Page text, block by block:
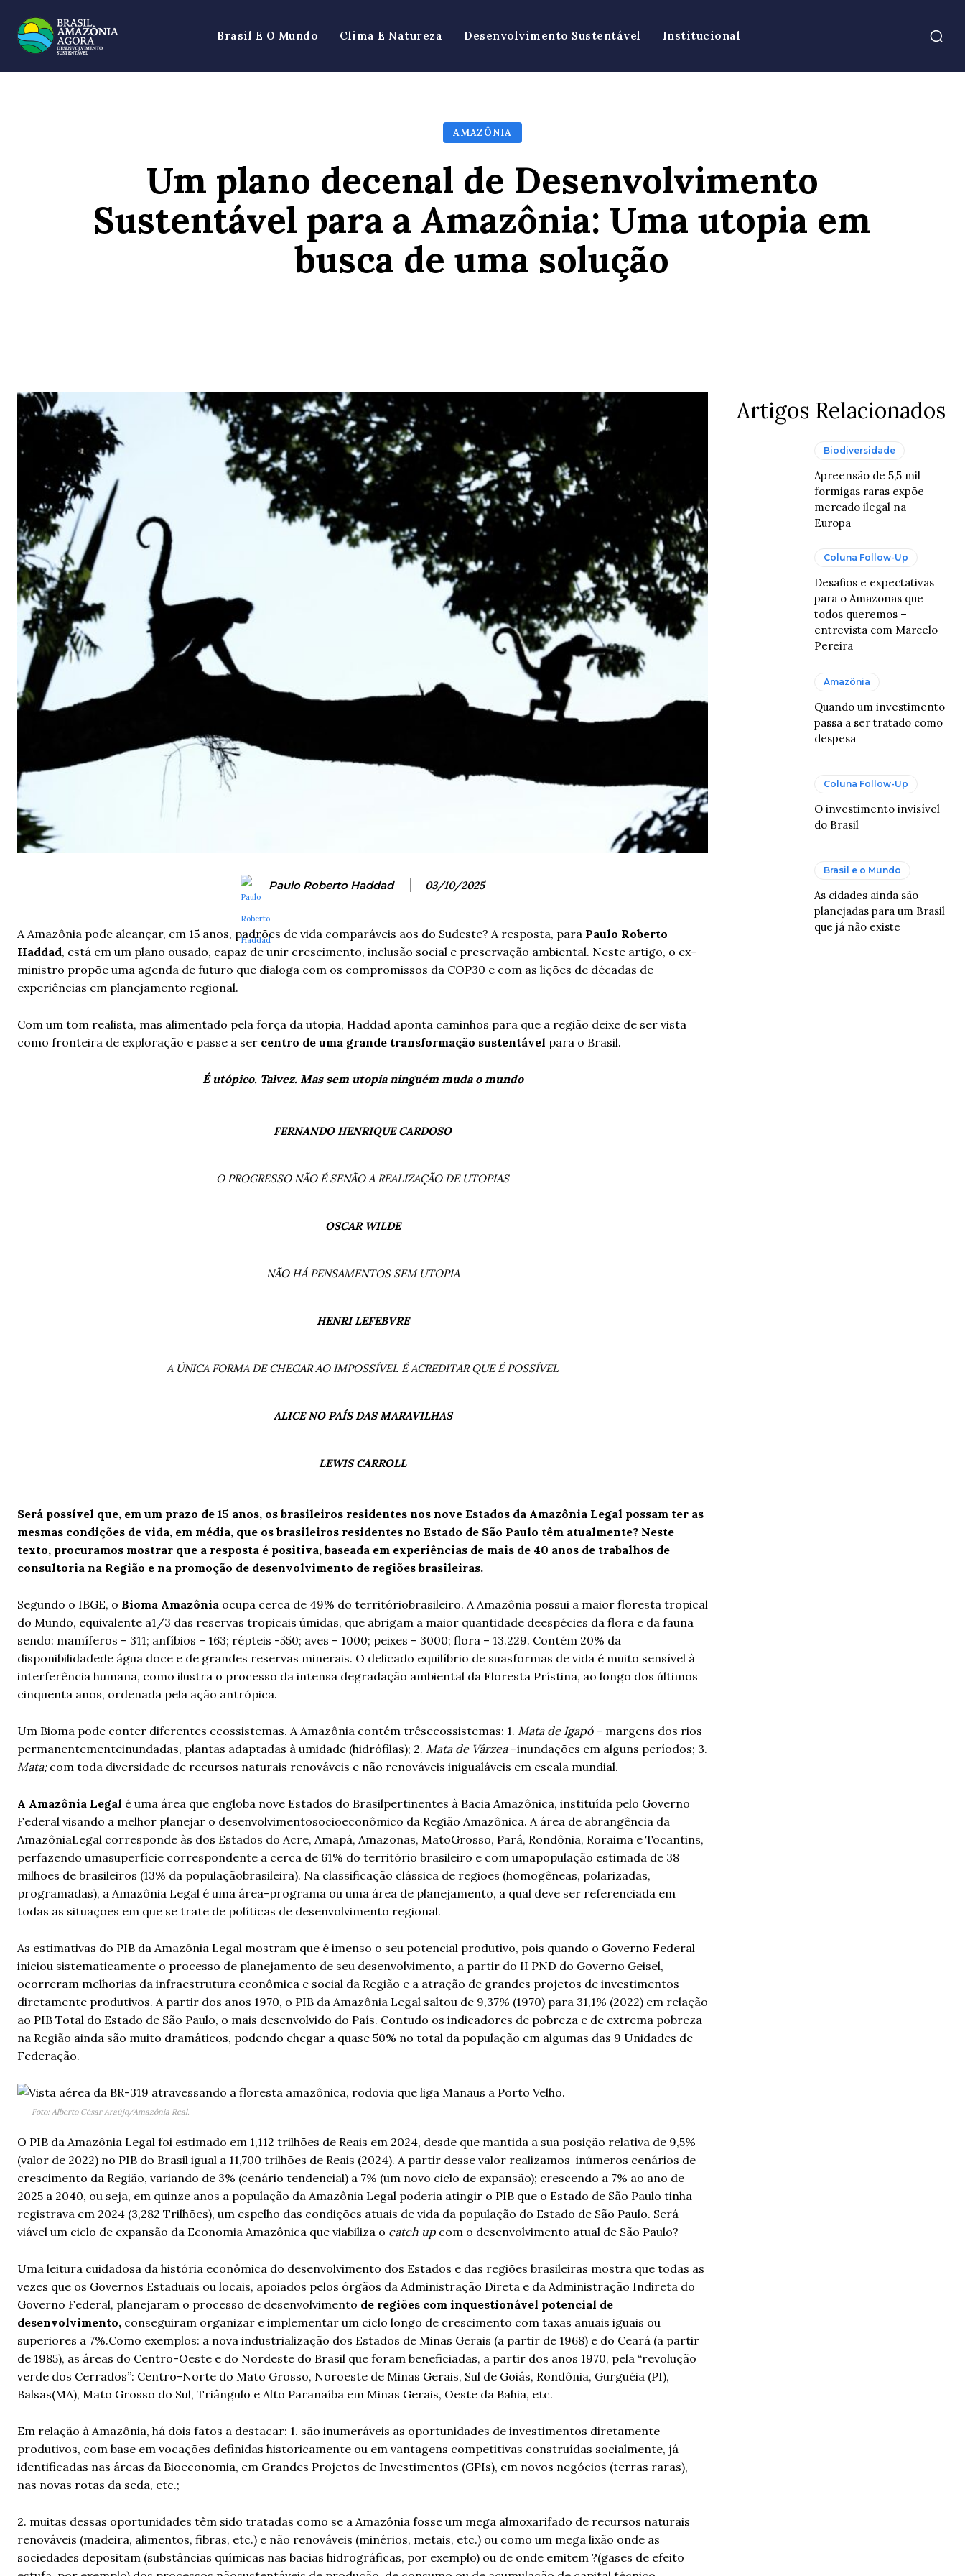
Brasil E O Mundo Clima E Natureza Desenvolvimento Sustentável Institucional
AMAZÔNIA
Um plano decenal de Desenvolvimento
Sustentável para a Amazônia: Uma utopia em
busca de uma solução
Paulo Roberto Haddad 03/10/2025
A Amazônia pode alcançar, em 15 anos, padrões de vida comparáveis aos do Sudeste? A resposta, para Paulo Roberto
Haddad, está em um plano ousado, capaz de unir crescimento, inclusão social e preservação ambiental. Neste artigo, o ex-
ministro propõe uma agenda de futuro que dialoga com os compromissos da COP30 e com as lições de décadas de
experiências em planejamento regional.
Com um tom realista, mas alimentado pela força da utopia, Haddad aponta caminhos para que a região deixe de ser vista
como fronteira de exploração e passe a ser centro de uma grande transformação sustentável para o Brasil.
É utópico. Talvez. Mas sem utopia ninguém muda o mundo
FERNANDO HENRIQUE CARDOSO
O PROGRESSO NÃO É SENÃO A REALIZAÇÃO DE UTOPIAS
OSCAR WILDE
NÃO HÁ PENSAMENTOS SEM UTOPIA
HENRI LEFEBVRE
A ÚNICA FORMA DE CHEGAR AO IMPOSSÍVEL É ACREDITAR QUE É POSSÍVEL
ALICE NO PAÍS DAS MARAVILHAS
LEWIS CARROLL
Será possível que, em um prazo de 15 anos, os brasileiros residentes nos nove Estados da Amazônia Legal possam ter as
mesmas condições de vida, em média, que os brasileiros residentes no Estado de São Paulo têm atualmente? Neste
texto, procuramos mostrar que a resposta é positiva, baseada em experiências de mais de 40 anos de trabalhos de
consultoria na Região e na promoção de desenvolvimento de regiões brasileiras.
Segundo o IBGE, o Bioma Amazônia ocupa cerca de 49% do territóriobrasileiro. A Amazônia possui a maior floresta tropical
do Mundo, equivalente a1/3 das reservas tropicais úmidas, que abrigam a maior quantidade deespécies da flora e da fauna
sendo: mamíferos – 311; anfíbios – 163; répteis -550; aves – 1000; peixes – 3000; flora – 13.229. Contém 20% da
disponibilidadede água doce e de grandes reservas minerais. O delicado equilíbrio de suasformas de vida é muito sensível à
interferência humana, como ilustra o processo da intensa degradação ambiental da Floresta Prístina, ao longo dos últimos
cinquenta anos, ordenada pela ação antrópica.
Um Bioma pode conter diferentes ecossistemas. A Amazônia contém trêsecossistemas: 1. Mata de Igapó– margens dos rios
permanentementeinundadas, plantas adaptadas à umidade (hidrófilas); 2. Mata de Várzea–inundações em alguns períodos; 3.
Mata;com toda diversidade de recursos naturais renováveis e não renováveis inigualáveis em escala mundial.
A Amazônia Legal é uma área que engloba nove Estados do Brasilpertinentes à Bacia Amazônica, instituída pelo Governo
Federal visando a melhor planejar o desenvolvimentosocioeconômico da Região Amazônica. A área de abrangência da
AmazôniaLegal corresponde às dos Estados do Acre, Amapá, Amazonas, MatoGrosso, Pará, Rondônia, Roraima e Tocantins,
perfazendo umasuperfície correspondente a cerca de 61% do território brasileiro e com umapopulação estimada de 38
milhões de brasileiros (13% da populaçãobrasileira). Na classificação clássica de regiões (homogêneas, polarizadas,
programadas), a Amazônia Legal é uma área-programa ou uma área de planejamento, a qual deve ser referenciada em
todas as situações em que se trate de políticas de desenvolvimento regional.
As estimativas do PIB da Amazônia Legal mostram que é imenso o seu potencial produtivo, pois quando o Governo Federal
iniciou sistematicamente o processo de planejamento de seu desenvolvimento, a partir do II PND do Governo Geisel,
ocorreram melhorias da infraestrutura econômica e social da Região e a atração de grandes projetos de investimentos
diretamente produtivos. A partir dos anos 1970, o PIB da Amazônia Legal saltou de 9,37% (1970) para 31,1% (2022) em relação
ao PIB Total do Estado de São Paulo, o mais desenvolvido do País. Contudo os indicadores de pobreza e de extrema pobreza
na Região ainda são muito dramáticos, podendo chegar a quase 50% no total da população em algumas das 9 Unidades de
Federação.
Foto: Alberto César Araújo/Amazônia Real.
O PIB da Amazônia Legal foi estimado em 1,112 trilhões de Reais em 2024, desde que mantida a sua posição relativa de 9,5%
(valor de 2022) no PIB do Brasil igual a 11,700 trilhões de Reais (2024). A partir desse valor realizamos inúmeros cenários de
crescimento da Região, variando de 3% (cenário tendencial) a 7% (um novo ciclo de expansão); crescendo a 7% ao ano de
2025 a 2040, ou seja, em quinze anos a população da Amazônia Legal poderia atingir o PIB que o Estado de São Paulo tinha
registrava em 2024 (3,282 Trilhões), um espelho das condições atuais de vida da população do Estado de São Paulo. Será
viável um ciclo de expansão da Economia Amazônica que viabiliza o catch up com o desenvolvimento atual de São Paulo?
Uma leitura cuidadosa da história econômica do desenvolvimento dos Estados e das regiões brasileiras mostra que todas as
vezes que os Governos Estaduais ou locais, apoiados pelos órgãos da Administração Direta e da Administração Indireta do
Governo Federal, planejaram o processo de desenvolvimento de regiões com inquestionável potencial de
desenvolvimento, conseguiram organizar e implementar um ciclo longo de crescimento com taxas anuais iguais ou
superiores a 7%.Como exemplos: a nova industrialização dos Estados de Minas Gerais (a partir de 1968) e do Ceará (a partir
de 1985), as áreas do Centro-Oeste e do Nordeste do Brasil que foram beneficiadas, a partir dos anos 1970, pela “revolução
verde dos Cerrados”: Centro-Norte do Mato Grosso, Noroeste de Minas Gerais, Sul de Goiás, Rondônia, Gurguéia (PI),
Balsas(MA), Mato Grosso do Sul, Triângulo e Alto Paranaíba em Minas Gerais, Oeste da Bahia, etc.
Em relação à Amazônia, há dois fatos a destacar: 1. são inumeráveis as oportunidades de investimentos diretamente
produtivos, com base em vocações definidas historicamente ou em vantagens competitivas construídas socialmente, já
identificadas nas áreas da Bioeconomia, em Grandes Projetos de Investimentos (GPIs), em novos negócios (terras raras),
nas novas rotas da seda, etc.;
2. muitas dessas oportunidades têm sido tratadas como se a Amazônia fosse um mega almoxarifado de recursos naturais
renováveis (madeira, alimentos, fibras, etc.) e não renováveis (minérios, metais, etc.) ou como um mega lixão onde as
sociedades depositam (substâncias químicas nas bacias hidrográficas, por exemplo) ou de onde emitem ?(gases de efeito
Artigos Relacionados
Biodiversidade
Apreensão de 5,5 mil
formigas raras expõe
mercado ilegal na
Europa
Coluna Follow-Up
Desafios e expectativas
para o Amazonas que
todos queremos –
entrevista com Marcelo
Pereira
Amazônia
Quando um investimento
passa a ser tratado como
despesa
Coluna Follow-Up
O investimento invisível
do Brasil
Brasil e o Mundo
As cidades ainda são
planejadas para um Brasil
que já não existe